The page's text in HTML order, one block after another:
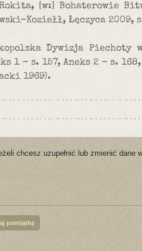
[w:] Bohaterowie
Koziełł, Łęczyca 2009,
Dywizja Piechoty
1 - s. 157, Aneks 2 - s.
1969).
chcesz uzupełnić lub zmienić dane
pamiątkę